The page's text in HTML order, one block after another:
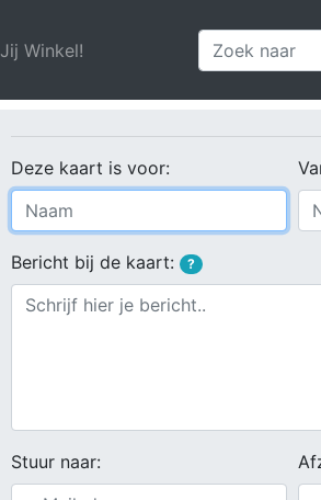
Jij Winkel!
Deze kaart is voor:
Bericht bij de kaart: ?
Stuur naar: